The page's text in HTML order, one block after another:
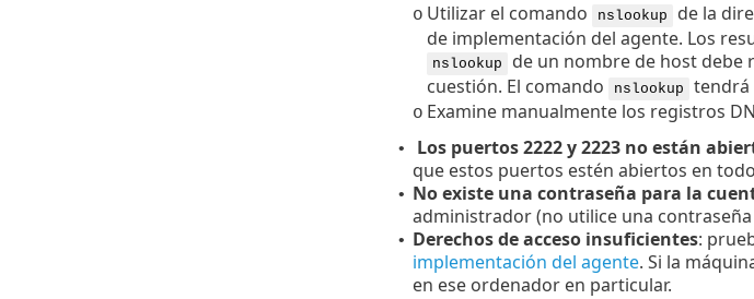
o Utilizar el comando nslookup
de la
de implementación del agente. Los
nslookup de un nombre de host debe
cuestión. El comando
nslookup tendrá
o Examine manualmente los registros
• Los puertos 2222 y 2223 no están
que estos puertos estén abiertos en
• No existe una contraseña para la
administrador (no utilice una contraseña
• Derechos de acceso insuficientes:
implementación del agente. Si la
en ese ordenador en particular.